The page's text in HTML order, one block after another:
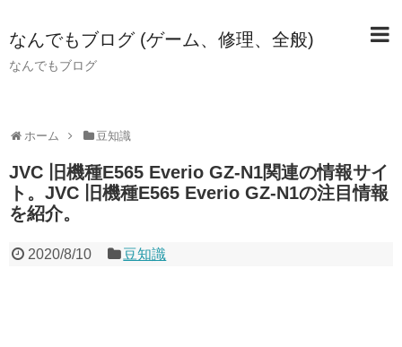
なんでもブログ (ゲーム、修理、全般)
なんでもブログ
ホーム 豆知識
JVC 旧機種E565 Everio GZ-N1関連の情報サイ
ト。JVC 旧機種E565 Everio GZ-N1の注目情報
を紹介。
2020/8/10 豆知識